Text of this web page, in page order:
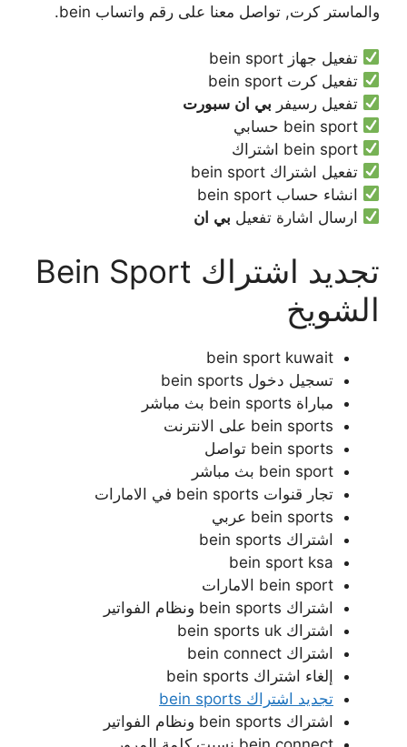
والماستر كرت, تواصل معنا على رقم واتساب bein.
تفعيل جهاز bein sport
تفعيل كرت bein sport
تفعيل رسيفر بي ان سبورت
bein sport حسابي
bein sport اشتراك
تفعيل اشتراك bein sport
انشاء حساب bein sport
ارسال اشارة تفعيل بي ان
تجديد اشتراك Bein Sport
الشويخ
bein sport kuwait
تسجيل دخول bein sports
مباراة bein sports بث مباشر
bein sports على الانترنت
bein sports تواصل
bein sport بث مباشر
تجار قنوات bein sports في الامارات
bein sports عربي
اشتراك bein sports
bein sport ksa
bein sport الامارات
اشتراك bein sports ونظام الفواتير
اشتراك bein sports uk
اشتراك bein connect
إلغاء اشتراك bein sports
تجديد اشتراك bein sports
اشتراك bein sports ونظام الفواتير